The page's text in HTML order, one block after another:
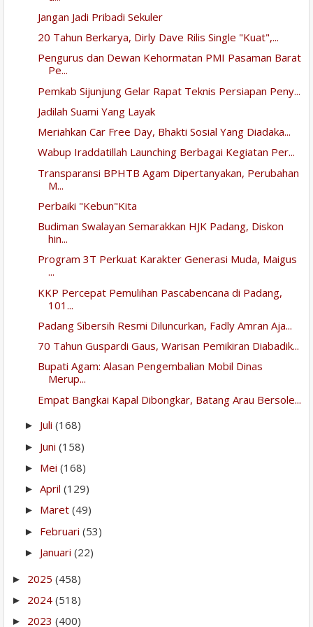
Jangan Jadi Pribadi Sekuler
20 Tahun Berkarya, Dirly Dave Rilis Single "Kuat",...
Pengurus dan Dewan Kehormatan PMI Pasaman Barat
Pe...
Pemkab Sijunjung Gelar Rapat Teknis Persiapan Peny...
Jadilah Suami Yang Layak
Meriahkan Car Free Day, Bhakti Sosial Yang Diadaka...
Wabup Iraddatillah Launching Berbagai Kegiatan Per...
Transparansi BPHTB Agam Dipertanyakan, Perubahan
M...
Perbaiki "Kebun"Kita
Budiman Swalayan Semarakkan HJK Padang, Diskon
hin...
Program 3T Perkuat Karakter Generasi Muda, Maigus
...
KKP Percepat Pemulihan Pascabencana di Padang,
101...
Padang Sibersih Resmi Diluncurkan, Fadly Amran Aja...
70 Tahun Guspardi Gaus, Warisan Pemikiran Diabadik...
Bupati Agam: Alasan Pengembalian Mobil Dinas
Merup...
Empat Bangkai Kapal Dibongkar, Batang Arau Bersole...
► Juli (168)
► Juni (158)
► Mei (168)
► April (129)
► Maret (49)
► Februari (53)
► Januari (22)
► 2025 (458)
► 2024 (518)
► 2023 (400)